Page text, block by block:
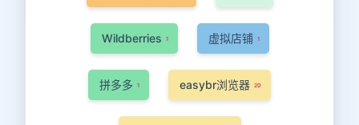
Wildberries 1 虚拟店铺 1
拼多多 1 easybr浏览器 20